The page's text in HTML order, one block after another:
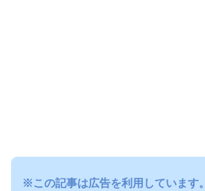
※この記事は広告を利用しています。